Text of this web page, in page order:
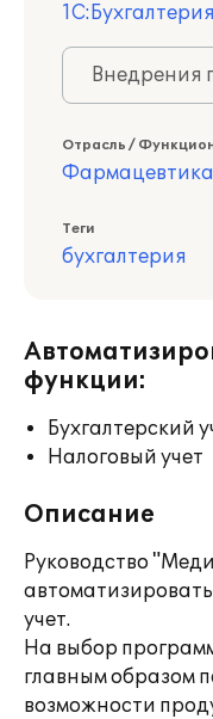
Внедрения
Отрасль /
Фармацевтика
Теги
бухгалтерия
функции:
Бухгалтерский
Налоговый учет
Описание
Руководство
учет.
На выбор
главным образом
возможности